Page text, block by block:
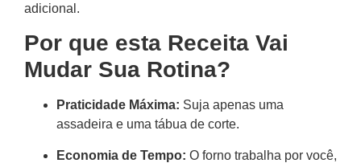
adicional.
Por que esta Receita Vai
Mudar Sua Rotina?
Praticidade Máxima: Suja apenas uma
assadeira e uma tábua de corte.
Economia de Tempo: O forno trabalha por você,